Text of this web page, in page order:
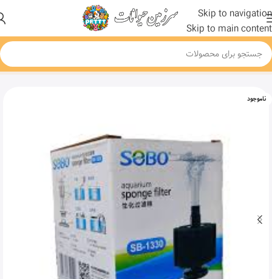
Skip to navigation
Skip to main content
خانه محصول بیو فیلتر آکواریوم سوبو مدل SB-1330
ناموجود